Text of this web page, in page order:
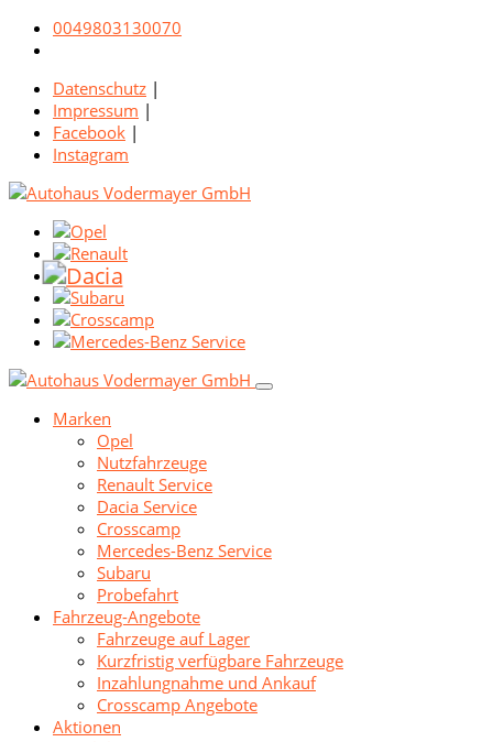
0049803130070
Datenschutz |
Impressum |
Facebook |
Instagram
Marken
Opel
Nutzfahrzeuge
Renault Service
Dacia Service
Crosscamp
Mercedes-Benz Service
Subaru
Probefahrt
Fahrzeug-Angebote
Fahrzeuge auf Lager
Kurzfristig verfügbare Fahrzeuge
Inzahlungnahme und Ankauf
Crosscamp Angebote
Aktionen